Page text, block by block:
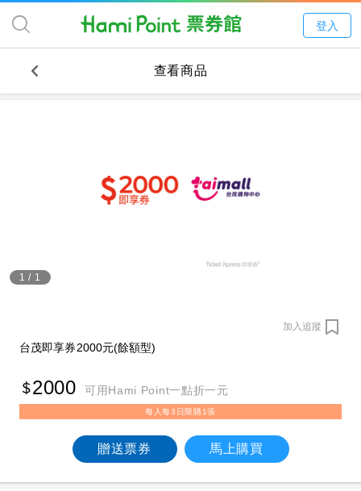
登入
查看商品
1 / 1
加入追蹤
台茂即享券2000元(餘額型)
2000 可用Hami Point一點折一元
每人每3日限購1張
贈送票券 馬上購買